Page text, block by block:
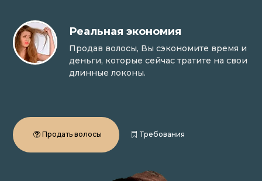
Реальная экономия
Продав волосы, Вы сэкономите время и
деньги, которые сейчас тратите на свои
длинные локоны.
Продать волосы Требования